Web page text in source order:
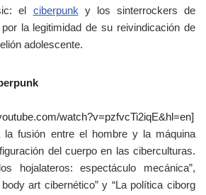
el ciberpunk y los sinterrockers de
la legitimidad de su reivindicación de
adolescente.
watch?v=pzfvcTi2iqE&hl=en]
la fusión entre el hombre y la máquina
del cuerpo en las ciberculturas.
hojalateros: espectáculo mecánica”,
art cibernético” y “La política ciborg